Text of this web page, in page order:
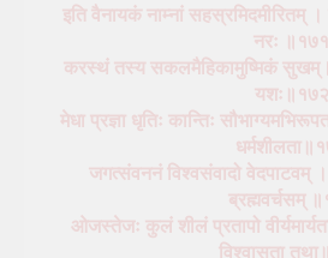
इति वैनायकं नाम्नां सहस्रमिदमीरितम् ।
नरः
करस्थं तस्य सकलमैहिकामुष्मिकं सुखम्।
मेधा प्रज्ञा धृतिः कान्तिः
जगत्संवननं विश्वसंवादो वेदपाटवम् ।
ब्रह्मवर्चसम्
ओजस्तेजः कुलं शीलं प्रतापो
विश्वासता